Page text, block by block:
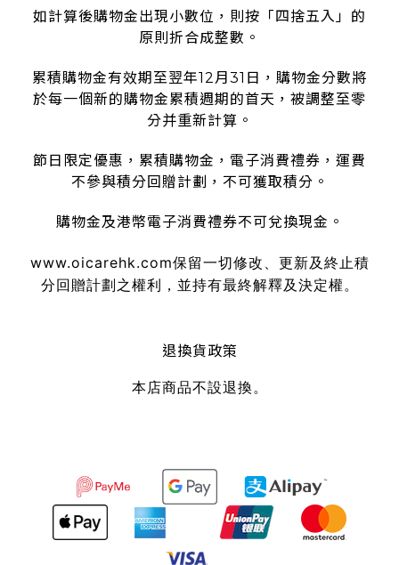
如計算後購物金出現小數位，則按「四捨五入」的
原則折合成整數。
累積購物金有效期至翌年12月31日，購物金分數將
於每一個新的購物金累積週期的首天，被調整至零
分并重新計算。
節日限定優惠，累積購物金，電子消費禮券，運費
不參與積分回贈計劃，不可獲取積分。
購物金及港幣電子消費禮券不可兌換現金。
www.oicarehk.com保留一切修改、更新及終止積
分回贈計劃之權利，並持有最終解釋及決定權。
退換貨政策
本店商品不設退換。